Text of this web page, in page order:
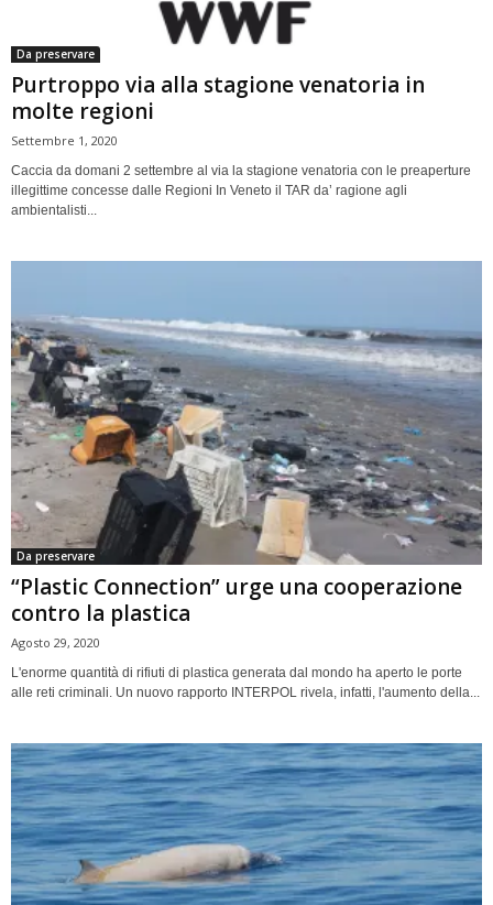
Da preservare
Purtroppo via alla stagione venatoria in
molte regioni
Settembre 1, 2020
Caccia da domani 2 settembre al via la stagione venatoria con le preaperture
illegittime concesse dalle Regioni In Veneto il TAR da’ ragione agli
ambientalisti...
Da preservare
“Plastic Connection” urge una cooperazione
contro la plastica
Agosto 29, 2020
L'enorme quantità di rifiuti di plastica generata dal mondo ha aperto le porte
alle reti criminali. Un nuovo rapporto INTERPOL rivela, infatti, l'aumento della...